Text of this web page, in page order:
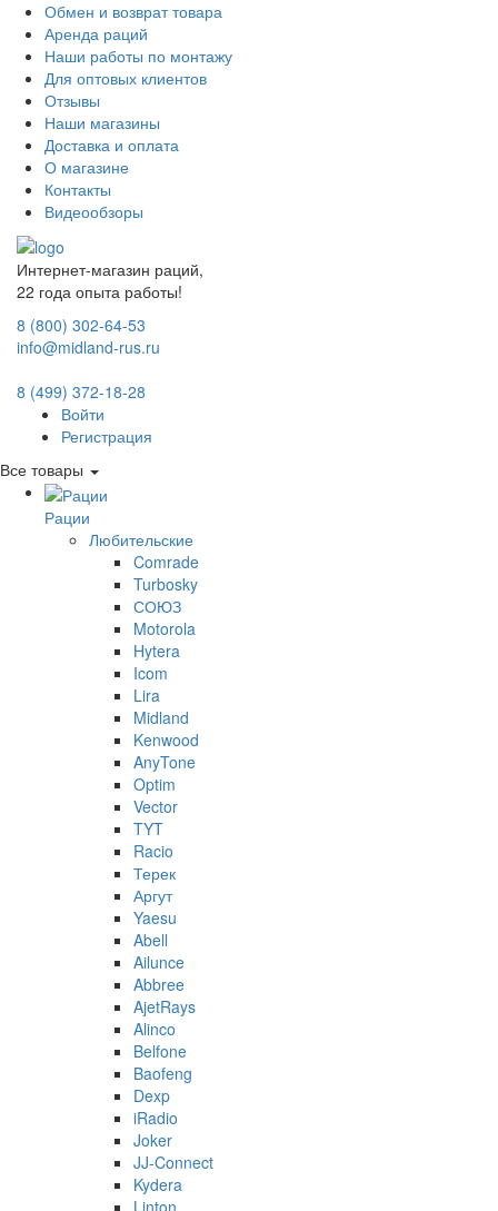
Обмен и возврат товара
Аренда раций
Наши работы по монтажу
Для оптовых клиентов
Отзывы
Наши магазины
Доставка и оплата
О магазине
Контакты
Видеообзоры
Интернет-магазин раций,
22 года опыта работы!
8 (800) 302-64-53
info@midland-rus.ru
8 (499) 372-18-28
Войти
Регистрация
Все товары
Рации
Любительские
Comrade
Turbosky
СОЮЗ
Motorola
Hytera
Icom
Lira
Midland
Kenwood
AnyTone
Optim
Vector
TYT
Racio
Терек
Аргут
Yaesu
Abell
Ailunce
Abbree
AjetRays
Alinco
Belfone
Baofeng
Dexp
iRadio
Joker
JJ-Connect
Kydera
Linton